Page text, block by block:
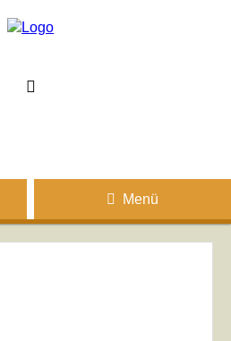
Menü